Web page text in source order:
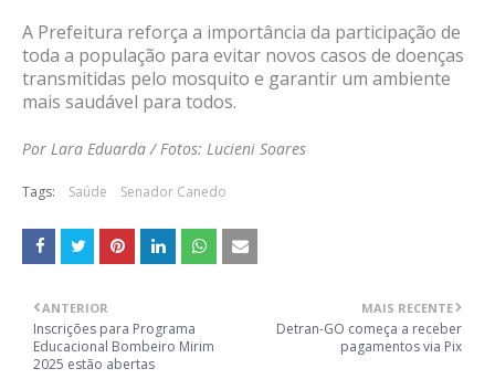
A Prefeitura reforça a importância da participação de
toda a população para evitar novos casos de doenças
transmitidas pelo mosquito e garantir um ambiente
mais saudável para todos.
Por Lara Eduarda / Fotos: Lucieni Soares
Tags: Saúde Senador Canedo
MAIS RECENTE
Detran-GO começa a receber
pagamentos via Pix
ANTERIOR
Inscrições para Programa
Educacional Bombeiro Mirim
2025 estão abertas